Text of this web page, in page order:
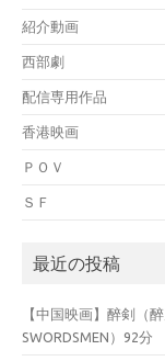
紹介動画
西部劇
配信専用作品
香港映画
ＰＯＶ
ＳＦ
最近の投稿
【中国映画】醉剣（
SWORDSMEN）92分